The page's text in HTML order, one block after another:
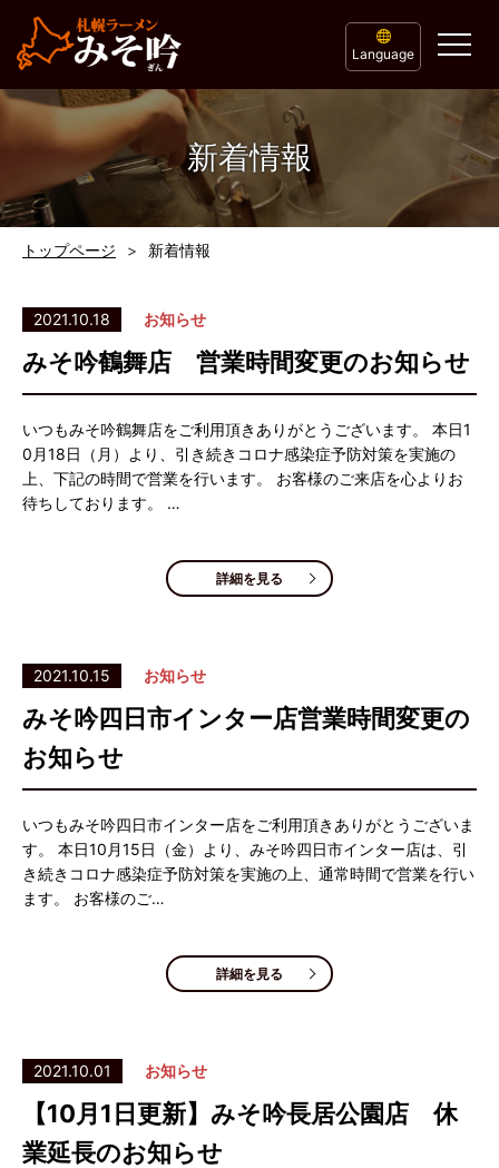
Language
新着情報
トップページ 新着情報
2021.10.18 お知らせ
みそ吟鶴舞店 営業時間変更のお知らせ
いつもみそ吟鶴舞店をご利用頂きありがとうございます。 本日1
0月18日（月）より、引き続きコロナ感染症予防対策を実施の
上、下記の時間で営業を行います。 お客様のご来店を心よりお
待ちしております。 …
詳細を見る
2021.10.15 お知らせ
みそ吟四日市インター店営業時間変更の
お知らせ
いつもみそ吟四日市インター店をご利用頂きありがとうございま
す。 本日10月15日（金）より、みそ吟四日市インター店は、引
き続きコロナ感染症予防対策を実施の上、通常時間で営業を行い
ます。 お客様のご…
詳細を見る
2021.10.01 お知らせ
【10月1日更新】みそ吟長居公園店 休
業延長のお知らせ